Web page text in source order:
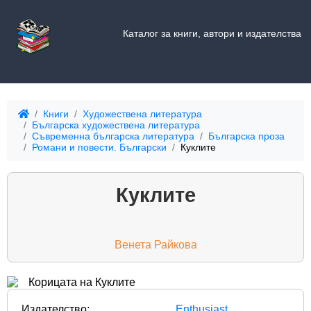
Каталог за книги, автори и издателства
Книги
Художествена литература
Българска художествена литература
Съвременна българска литература
Българска проза
Романи и повести. Български
Куклите
Куклите
Венета Райкова